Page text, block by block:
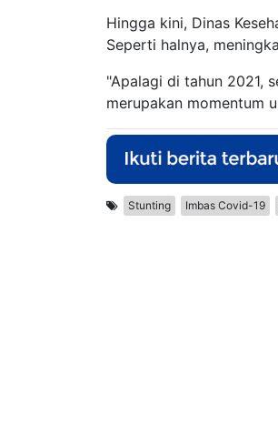
Hingga kini, Dinas
Seperti halnya,
"Apalagi di tahun 2021,
merupakan momentum
Stunting Imbas Covid-19